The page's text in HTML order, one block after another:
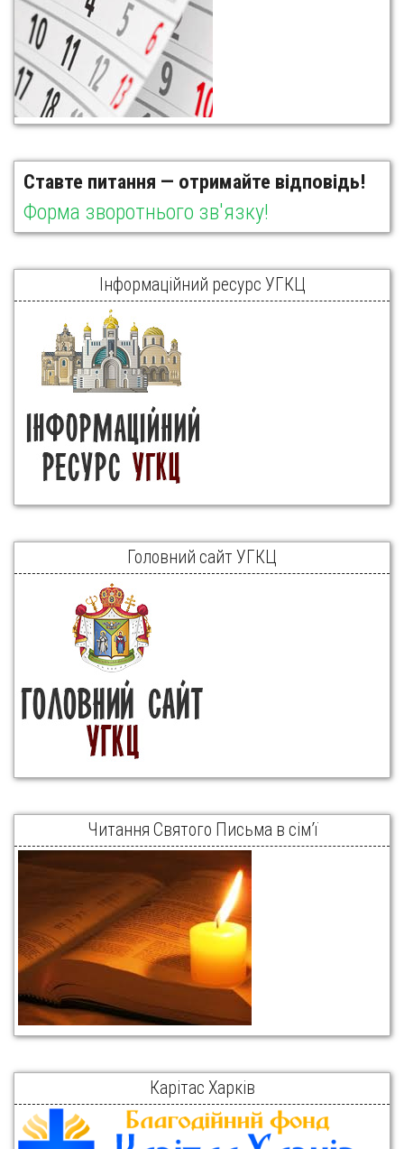
Ставте питання — отримайте відповідь!
Форма зворотнього зв'язку!
Інформаційний ресурс УГКЦ
Головний сайт УГКЦ
Читання Святого Письма в сім’ї
Карітас Харків